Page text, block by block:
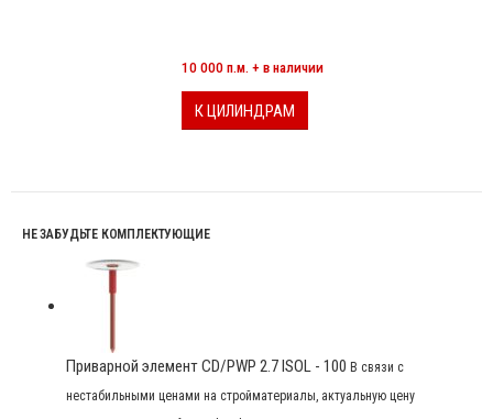
10 000 п.м. + в наличии
К ЦИЛИНДРАМ
НЕ ЗАБУДЬТЕ КОМПЛЕКТУЮЩИЕ
Приварной элемент CD/PWP 2.7 ISOL - 100 В связи с
нестабильными ценами на стройматериалы, актуальную цену